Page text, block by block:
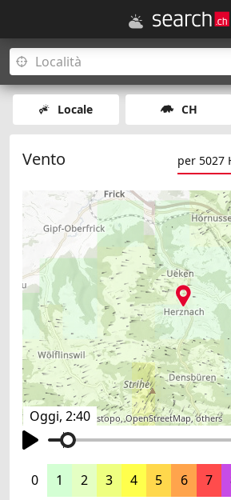
Locale CH
Vento per 5027
Oggi, 2:40
©search.ch,swisstopo,OpenStreetMap,others
0 1 2 3 4 5 6 7